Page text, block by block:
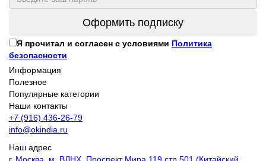
Оформить подписку
Я прочитал и согласен с условиями Политика
безопасности
Информация
Полезное
Популярные категории
Наши контакты
+7 (916) 436-26-79
info@okindia.ru
Наш адрес